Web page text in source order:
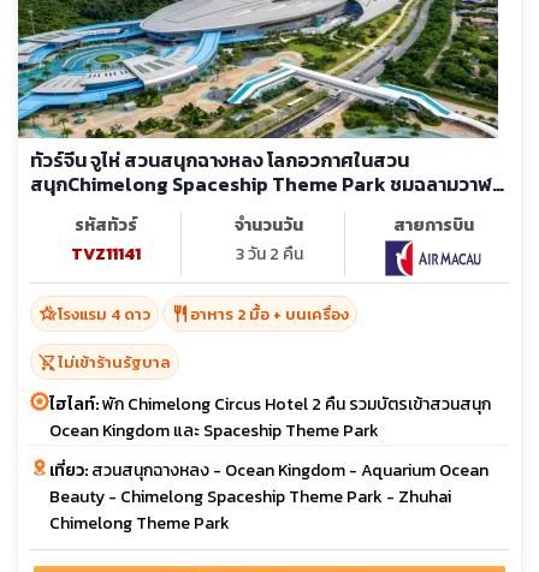
ทัวร์จีน จูไห่ สวนสนุกฉางหลง โลกอวกาศในสวน
สนุกChimelong Spaceship Theme Park ชมฉลามวาฬ
ยักษ์ Chimelong Ocean Kingdom (ไม่ลงร้าน)
รหัสทัวร์
TVZ11141
จำนวนวัน
3 วัน 2 คืน
สายการบิน
hotel_classโรงแรม 4 ดาว restaurant อาหาร 2 มื้อ + บนเครื่อง
shopping_cart_offไม่เข้าร้านรัฐบาล
ไฮไลท์:พัก Chimelong Circus Hotel 2 คืน รวมบัตรเข้าสวนสนุก
Ocean Kingdom และ Spaceship Theme Park
เที่ยว:สวนสนุกฉางหลง - Ocean Kingdom - Aquarium Ocean
Beauty - Chimelong Spaceship Theme Park - Zhuhai
Chimelong Theme Park